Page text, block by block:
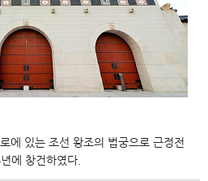
에 있는 조선 왕조의 법궁으로 근정전
에 창건하였다.